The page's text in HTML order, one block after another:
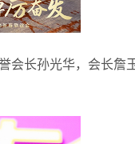
会长孙光华，会长詹